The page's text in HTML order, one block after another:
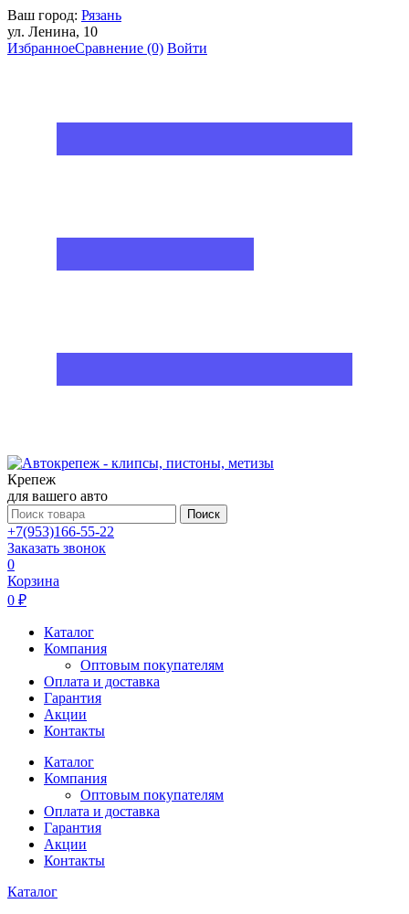
Ваш город: Рязань
ул. Ленина, 10
ИзбранноеСравнение (0) Войти
Крепеж
для вашего авто
Поиск
+7(953)166-55-22
Заказать звонок
0
Корзина
0 ₽
Каталог
Компания
Оптовым покупателям
Оплата и доставка
Гарантия
Акции
Контакты
Каталог
Компания
Оптовым покупателям
Оплата и доставка
Гарантия
Акции
Контакты
Каталог